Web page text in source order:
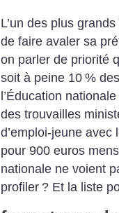
L’un des plus
de faire avaler sa
on parler de priorité
soit à peine 10 %
l’Éducation
des trouvailles
d’emploi-jeune avec
pour 900 euros
nationale ne voient
profiler ? Et la liste